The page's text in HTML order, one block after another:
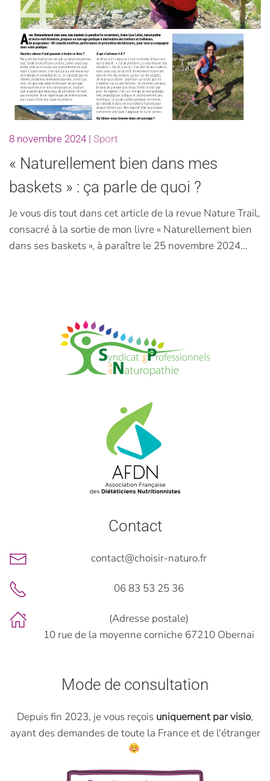
8 novembre 2024| Sport
« Naturellement bien dans mes
baskets » : ça parle de quoi ?
Je vous dis tout dans cet article de la revue Nature Trail,
consacré à la sortie de mon livre « Naturellement bien
dans ses baskets », à paraître le 25 novembre 2024…
Contact
contact@choisir-naturo.fr
06 83 53 25 36
(Adresse postale)
10 rue de la moyenne corniche 67210 Obernai
Mode de consultation
Depuis fin 2023, je vous reçois uniquement par visio,
ayant des demandes de toute la France et de l'étranger